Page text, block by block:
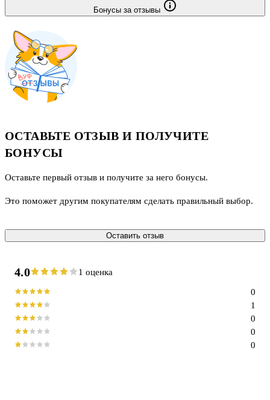
Бонусы за отзывы
ОСТАВЬТЕ ОТЗЫВ И ПОЛУЧИТЕ
БОНУСЫ
Оставьте первый отзыв и получите за него бонусы.
Это поможет другим покупателям сделать правильный выбор.
Оставить отзыв
4.0 1 оценка
0
0
0
1
0